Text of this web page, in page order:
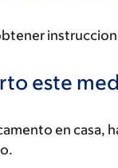
este
en casa,